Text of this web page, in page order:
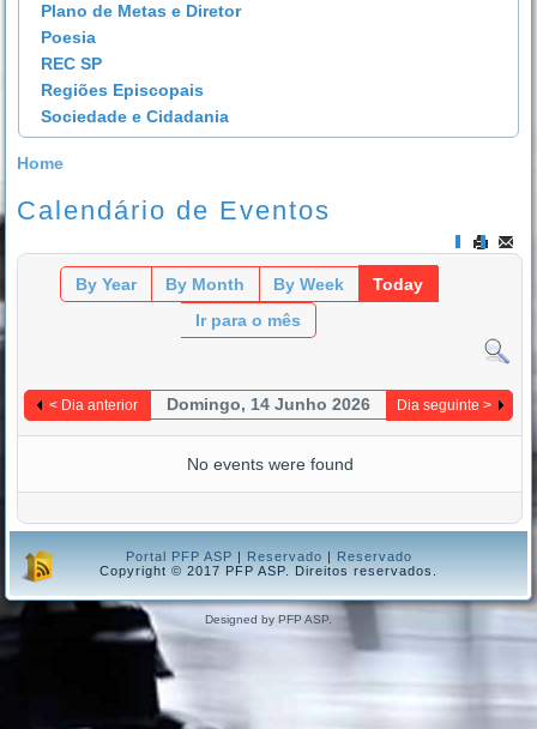
Plano de Metas e Diretor
Poesia
REC SP
Regiões Episcopais
Sociedade e Cidadania
Home
Calendário de Eventos
By Year By Month By Week
Today
Ir para o mês
< Dia anterior Domingo, 14 Junho 2026 Dia seguinte >
No events were found
Portal PFP ASP Reservado
Reservado
Copyright © 2017 PFP ASP. Direitos reservados.
Designed by PFP ASP.